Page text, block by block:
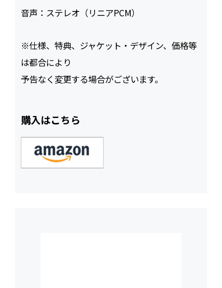
音声： ステレオ（リニアPCM）
※仕様、特典、ジャケット・デザイン、価格等
は都合により
予告なく変更する場合がございます。
購入はこちら